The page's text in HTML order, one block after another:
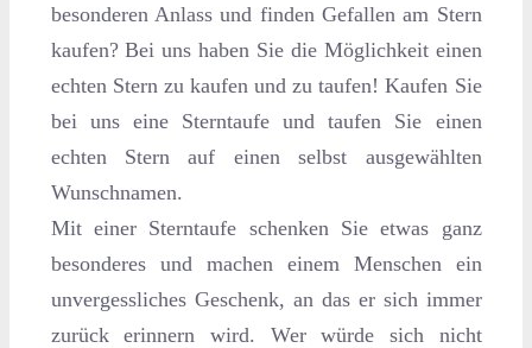
besonderen Anlass und finden Gefallen am Stern
kaufen? Bei uns haben Sie die Möglichkeit einen
echten Stern zu kaufen und zu taufen! Kaufen Sie
bei uns eine Sterntaufe und taufen Sie einen
echten Stern auf einen selbst ausgewählten
Wunschnamen.
Mit einer Sterntaufe schenken Sie etwas ganz
besonderes und machen einem Menschen ein
unvergessliches Geschenk, an das er sich immer
zurück erinnern wird. Wer würde sich nicht